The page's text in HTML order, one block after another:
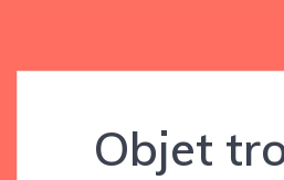
Objet